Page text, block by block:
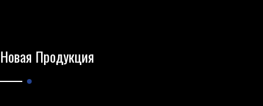
Новая Продукция